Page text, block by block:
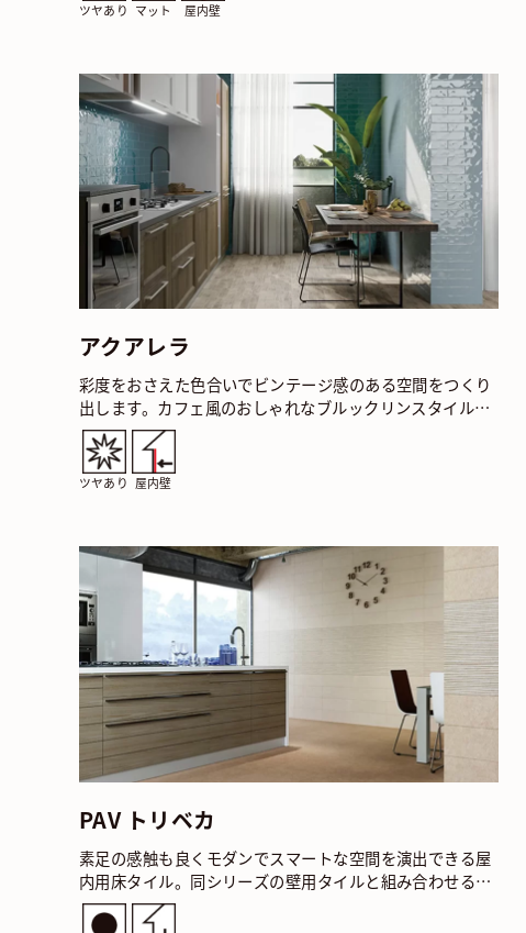
ツヤあり マット 屋内壁
アクアレラ
彩度をおさえた色合いでビンテージ感のある空間をつくり
出します。カフェ風のおしゃれなブルックリンスタイルで
くつろいだ趣のインテリアを楽しんでみてはいかがでしょ
う。…
ツヤあり 屋内壁
PAV トリベカ
素足の感触も良くモダンでスマートな空間を演出できる屋
内用床タイル。同シリーズの壁用タイルと組み合わせるこ
とでトータルコーディネートも可能です。 PAV トリベカ…